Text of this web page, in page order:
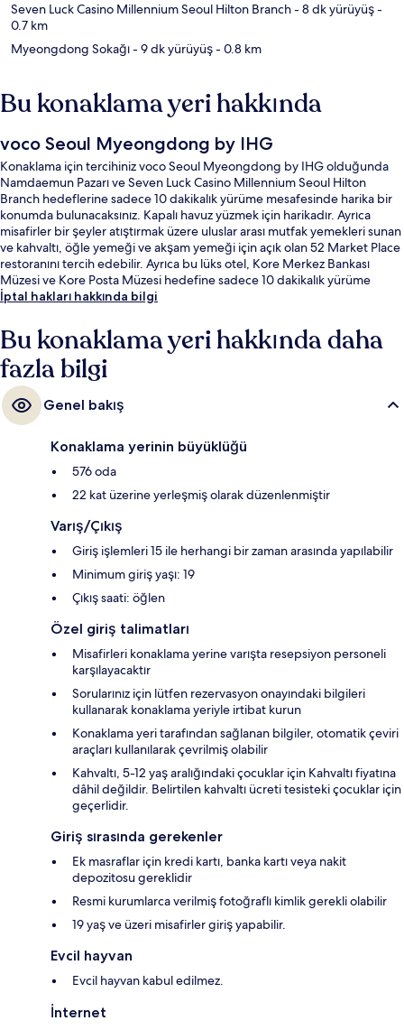
Seven Luck Casino Millennium Seoul Hilton Branch- 8 dk yürüyüş-
0.7 km
Myeongdong Sokağı- 9 dk yürüyüş- 0.8 km
Bu konaklama yeri hakkında
voco Seoul Myeongdong by IHG
Konaklama için tercihiniz voco Seoul Myeongdong by IHG olduğunda
Namdaemun Pazarı ve Seven Luck Casino Millennium Seoul Hilton
Branch hedeflerine sadece 10 dakikalık yürüme mesafesinde harika bir
konumda bulunacaksınız. Kapalı havuz yüzmek için harikadır. Ayrıca
misafirler bir şeyler atıştırmak üzere uluslar arası mutfak yemekleri sunan
ve kahvaltı, öğle yemeği ve akşam yemeği için açık olan 52 Market Place
restoranını tercih edebilir. Ayrıca bu lüks otel, Kore Merkez Bankası
Müzesi ve Kore Posta Müzesi hedefine sadece 10 dakikalık yürüme
mesafesindedir. Konaklama yerinden toplu taşımaya kısa bir yürüyüşle
İstasyonu 7 dakikalık yürüme mesafesindedir.
İptal hakları hakkında bilgi
Bu konaklama yeri hakkında daha
fazla bilgi
Genel bakış
Konaklama yerinin büyüklüğü
576 oda
22 kat üzerine yerleşmiş olarak düzenlenmiştir
Varış/Çıkış
Giriş işlemleri 15 ile herhangi bir zaman arasında yapılabilir
Minimum giriş yaşı: 19
Çıkış saati: öğlen
Özel giriş talimatları
Misafirleri konaklama yerine varışta resepsiyon personeli
karşılayacaktır
Sorularınız için lütfen rezervasyon onayındaki bilgileri
kullanarak konaklama yeriyle irtibat kurun
Konaklama yeri tarafından sağlanan bilgiler, otomatik çeviri
araçları kullanılarak çevrilmiş olabilir
Kahvaltı, 5-12 yaş aralığındaki çocuklar için Kahvaltı fiyatına
dâhil değildir. Belirtilen kahvaltı ücreti tesisteki çocuklar için
geçerlidir.
Giriş sırasında gerekenler
Ek masraflar için kredi kartı, banka kartı veya nakit
depozitosu gereklidir
Resmi kurumlarca verilmiş fotoğraflı kimlik gerekli olabilir
19 yaş ve üzeri misafirler giriş yapabilir.
Evcil hayvan
Evcil hayvan kabul edilmez.
İnternet